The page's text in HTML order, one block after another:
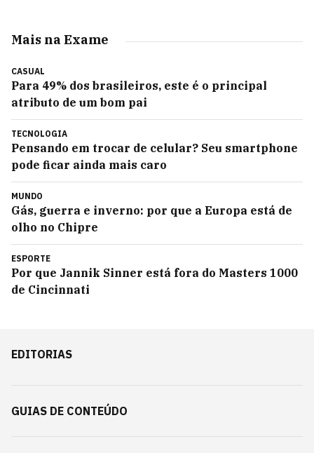
Mais na Exame
CASUAL
Para 49% dos brasileiros, este é o principal
atributo de um bom pai
TECNOLOGIA
Pensando em trocar de celular? Seu smartphone
pode ficar ainda mais caro
MUNDO
Gás, guerra e inverno: por que a Europa está de
olho no Chipre
ESPORTE
Por que Jannik Sinner está fora do Masters 1000
de Cincinnati
EDITORIAS
GUIAS DE CONTEÚDO